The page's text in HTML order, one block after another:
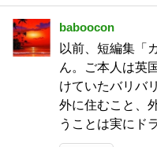
baboocon
以前、短編集「
ん。ご本人は英
けていたバリバ
外に住むこと、
うことは実にド